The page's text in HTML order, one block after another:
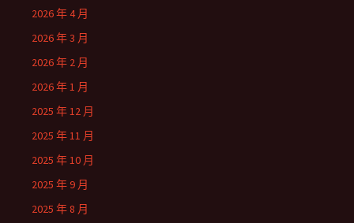
2026 年 4 月
2026 年 3 月
2026 年 2 月
2026 年 1 月
2025 年 12 月
2025 年 11 月
2025 年 10 月
2025 年 9 月
2025 年 8 月